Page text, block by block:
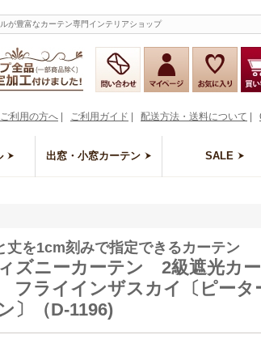
が豊富なカーテン専門インテリアショップ
配送方法・送料について
ご利用ガイド
利用の方へ
出窓・小窓カーテン SALE
丈を1cm刻みで指定できるカーテン
ズニーカーテン 2級遮光カ
フライインザスカイ〔ピータ
〕（D-1196)